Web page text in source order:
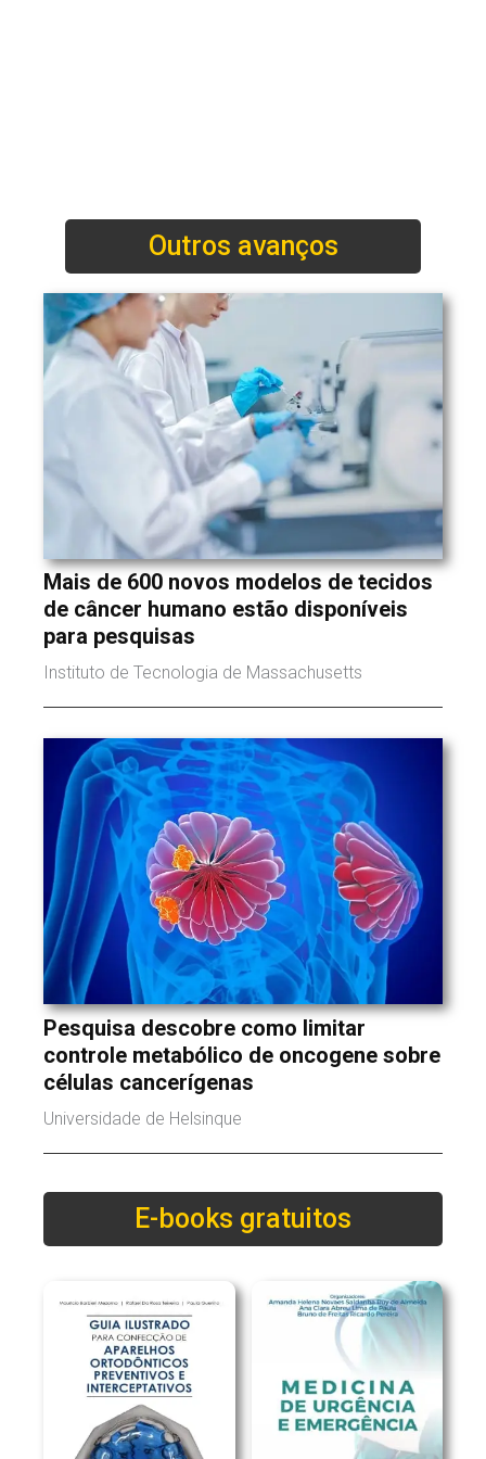
Outros avanços
Mais de 600 novos modelos de tecidos
de câncer humano estão disponíveis
para pesquisas
Instituto de Tecnologia de Massachusetts
Pesquisa descobre como limitar
controle metabólico de oncogene sobre
células cancerígenas
Universidade de Helsinque
E-books gratuitos